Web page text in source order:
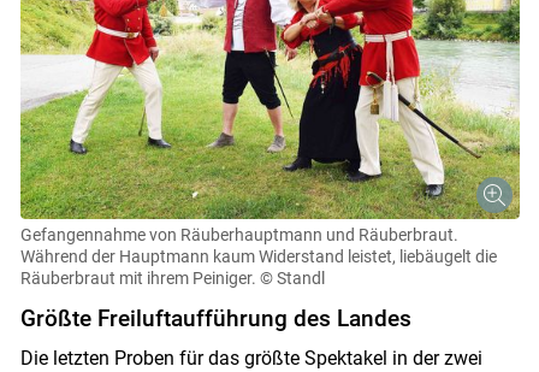
Gefangennahme von Räuberhauptmann und Räuberbraut.
Während der Hauptmann kaum Widerstand leistet, liebäugelt die
Räuberbraut mit ihrem Peiniger. © Standl
Größte Freiluftaufführung des Landes
Die letzten Proben für das größte Spektakel in der zwei